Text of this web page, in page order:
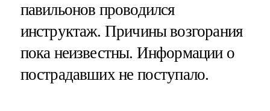
павильонов проводился
инструктаж. Причины возгорания
пока неизвестны. Информации о
пострадавших не поступало.